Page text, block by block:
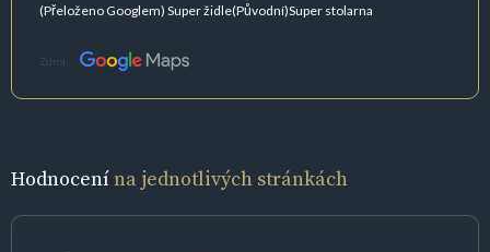
(Přeloženo Googlem) Super židle(Původní)Super stolarna
Zdroj:
Hodnocenína jednotlivých stránkách